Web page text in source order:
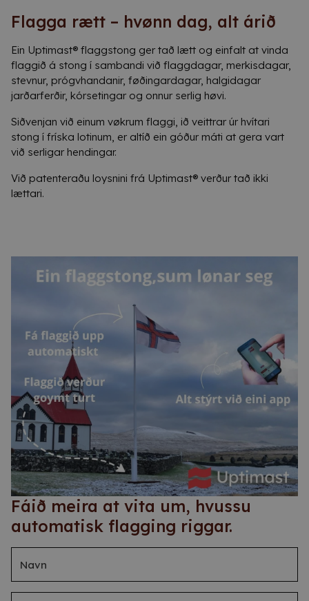
Flagga rætt – hvønn dag, alt árið
Ein Uptimast® flaggstong ger tað lætt og einfalt at vinda
flaggið á stong í sambandi við flaggdagar, merkisdagar,
stevnur, prógvhandanir, føðingardagar, halgidagar
jarðarferðir, kórsetingar og onnur serlig høvi.
Siðvenjan við einum vøkrum flaggi, ið veittrar úr hvítari
stong í fríska lotinum, er altíð ein góður máti at gera vart
við serligar hendingar.
Við patenteraðu loysnini frá Uptimast® verður tað ikki
lættari.
Fáið meira at vita um, hvussu
automatisk flagging riggar.